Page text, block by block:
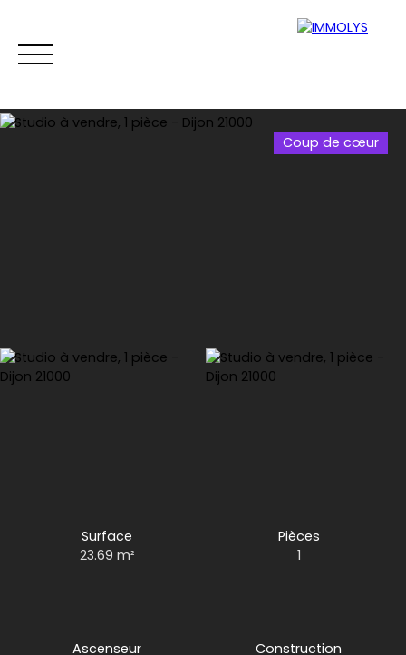
Estimation
Coup de cœur
Surface
23.69 m²
Pièces
1
Ascenseur
Construction